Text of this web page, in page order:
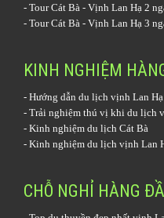
- Tour Cát Bà - Vịnh Lan Hạ 2
- Tour Cát Bà - Vịnh Lan Hạ 3
KINH NGHIỆM
- Hướng dẫn du lịch vịnh Lan Hạ
- Trải nghiệm thú vị khi du lịch
- Kinh nghiệm du lịch Cát Bà
- Kinh nghiệm du lịch vịnh Lan
CHỖ NGHỈ HÀNG